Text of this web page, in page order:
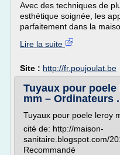
Avec des techniques de
esthétique soignée, les
parfaitement dans la
Lire la suite
Site : http://fr.poujoulat.be
Tuyaux pour
mm – Ordinateurs
Tuyaux pour poele leroy
cité de: http://maison-
sanitaire.blogspot.com/
Recommandé